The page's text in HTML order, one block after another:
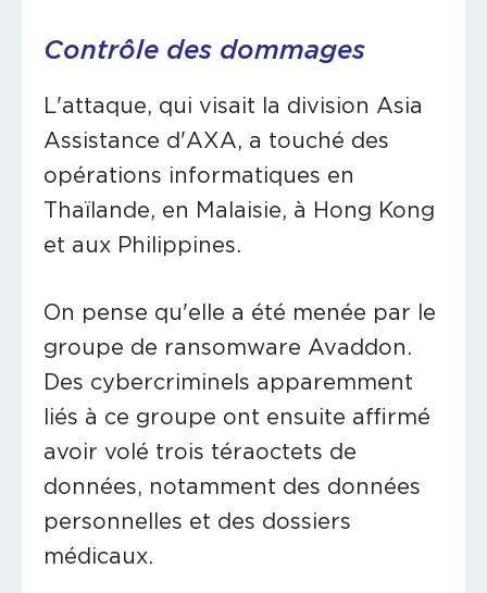
Contrôle des dommages
L'attaque, qui visait la division Asia
Assistance d'AXA, a touché des
opérations informatiques en
Thaïlande, en Malaisie, à Hong Kong
et aux Philippines.
On pense qu'elle a été menée par le
groupe de ransomware Avaddon.
Des cybercriminels apparemment
liés à ce groupe ont ensuite affirmé
avoir volé trois téraoctets de
données, notamment des données
personnelles et des dossiers
médicaux.